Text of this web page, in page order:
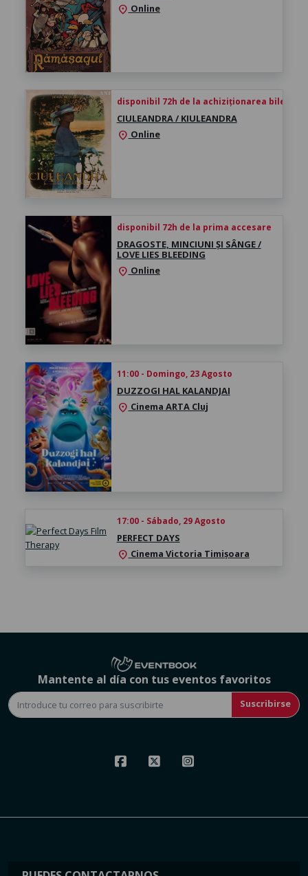
location_on Online
disponibil 72h de la achiziționarea biletului
CIULEANDRA / KIULEANDRA
location_on Online
disponibil 72h de la prima accesare
DRAGOSTE, MINCIUNI ȘI SÂNGE /
LOVE LIES BLEEDING
location_on Online
11:00 - Domingo, 23 Agosto
DUZZOGI HAL KALANDJAI
location_on Cinema ARTA Cluj
17:00 - Sábado, 29 Agosto
PERFECT DAYS
location_on Cinema Victoria Timișoara
Mantente al día con tus eventos favoritos
Suscribirse